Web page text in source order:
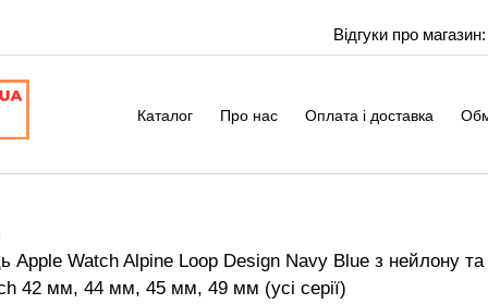
Відгуки про магазин:
Каталог Про нас Оплата і доставка
Apple Watch Alpine Loop Design Navy Blue з нейлону
42 мм, 44 мм, 45 мм, 49 мм (усі серії)